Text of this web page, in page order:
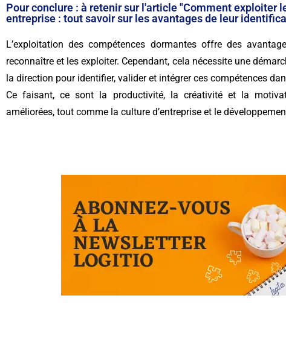
Pour conclure : à retenir sur l'article "Comment exploiter
entreprise : tout savoir sur les avantages de leur
L’exploitation des compétences dormantes offre des
reconnaître et les exploiter. Cependant, cela nécessite une
la direction pour identifier, valider et intégrer ces compétences
Ce faisant, ce sont la productivité, la créativité et la
améliorées, tout comme la culture d’entreprise et le